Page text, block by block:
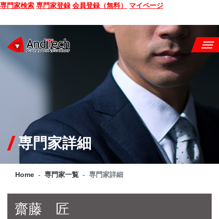
専門家検索 専門家登録 会員登録（無料） マイページ
CONSULTING
SERVICE
COMPANY
Q&A
専門家詳細
Home 専門家一覧 専門家詳細
齋藤 匠